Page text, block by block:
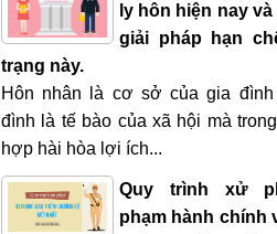
ly hôn hiện nay
giải pháp hạn
trạng này.
Hôn nhân là cơ sở của gia
đình là tế bào của xã hội mà
hợp hài hòa lợi ích...
Quy trình xử
phạm hành chính